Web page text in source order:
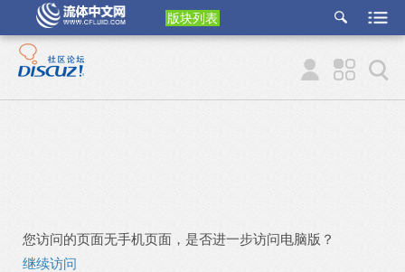
版块列表
etu
p
您访问的页面无手机页面，是否进一步访问电脑版？
继续访问